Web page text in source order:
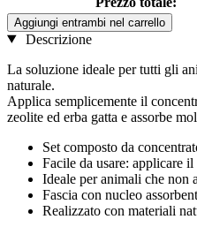
Aggiungi entrambi nel carrello
Descrizione
La soluzione ideale per tutti gli
naturale.
Applica semplicemente il
zeolite ed erba gatta e assorbe
Set composto da
Facile da usare: applicare
Ideale per animali che non
Fascia con nucleo
Realizzato con materiali